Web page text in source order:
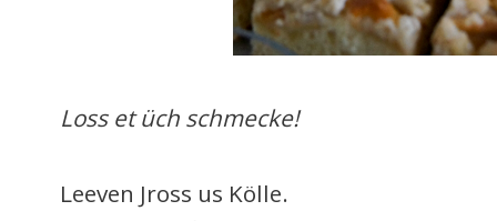
Loss et üch schmecke!
Leeven Jross us Kölle.